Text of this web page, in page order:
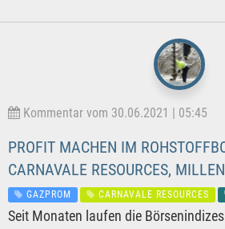
Kommentar vom 30.06.2021 | 05:45
PROFIT MACHEN IM
CARNAVALE RESOURCES,
GAZPROM CARNAVALE RESOURCES
Seit Monaten laufen die